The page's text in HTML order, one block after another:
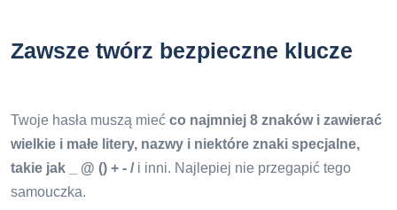
Zawsze twórz bezpieczne klucze
Twoje hasła muszą mieć co najmniej 8 znaków i zawierać
wielkie i małe litery, nazwy i niektóre znaki specjalne,
takie jak _ @ () + - / i inni. Najlepiej nie przegapić tego
samouczka.